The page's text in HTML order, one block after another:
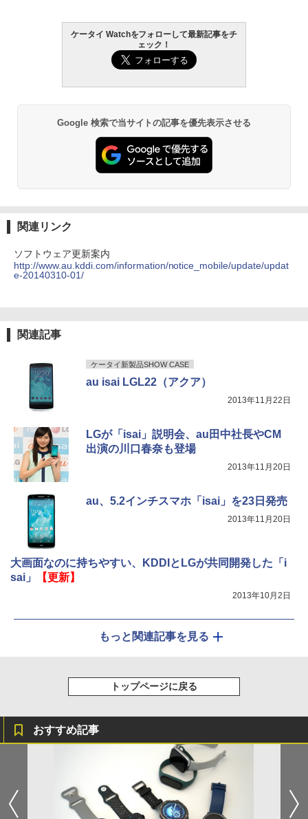
ケータイ Watchをフォローして最新記事をチ
ェック！
Google 検索で当サイトの記事を優先表示させる
関連リンク
ソフトウェア更新案内
http://www.au.kddi.com/information/notice_mobile/update/updat
e-20140310-01/
関連記事
ケータイ新製品SHOW CASE
au isai LGL22（アクア）
2013年11月22日
LGが「isai」説明会、au田中社長やCM
出演の川口春奈も登場
2013年11月20日
au、5.2インチスマホ「isai」を23日発売
2013年11月20日
大画面なのに持ちやすい、KDDIとLGが共同開発した「i
sai」
【更新】
2013年10月2日
もっと関連記事を見る
トップページに戻る
おすすめ記事